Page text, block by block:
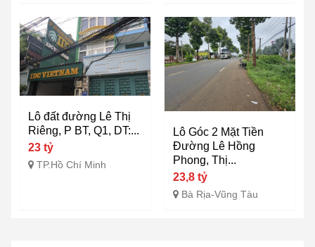
Lô đất đường Lê Thị
Riêng, P BT, Q1, DT:...
23 tỷ
TP.Hồ Chí Minh
Lô Góc 2 Mặt Tiền
Đường Lê Hồng
Phong, Thị...
23,8 tỷ
Bà Rịa-Vũng Tàu